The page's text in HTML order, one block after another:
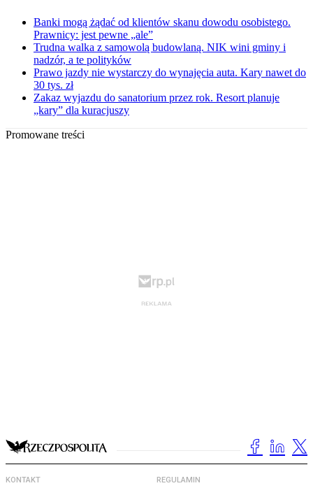
Banki mogą żądać od klientów skanu dowodu osobistego.
Prawnicy: jest pewne „ale”
Trudna walka z samowolą budowlaną. NIK wini gminy i
nadzór, a te polityków
Prawo jazdy nie wystarczy do wynajęcia auta. Kary nawet do
30 tys. zł
Zakaz wyjazdu do sanatorium przez rok. Resort planuje
„kary” dla kuracjuszy
Promowane treści
KONTAKT REGULAMIN